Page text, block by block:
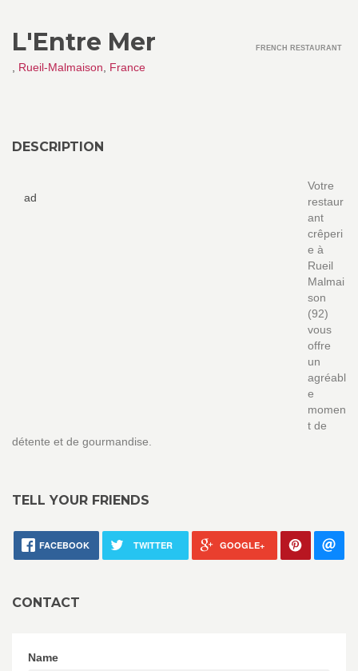
L'Entre Mer
Rueil-Malmaison France
FRENCH RESTAURANT
DESCRIPTION
ad
Votre
restaur
ant
crêperi
e à
Rueil
Malmai
son
(92)
vous
offre
un
agréabl
e
momen
t de
détente et de gourmandise.
TELL YOUR FRIENDS
FACEBOOK TWITTER GOOGLE+
CONTACT
Name